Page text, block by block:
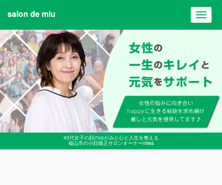
40代女子の顔のゆがみと心と人生を整える
福山市の小顔矯正サロンオーナーmiwa
salon de miu